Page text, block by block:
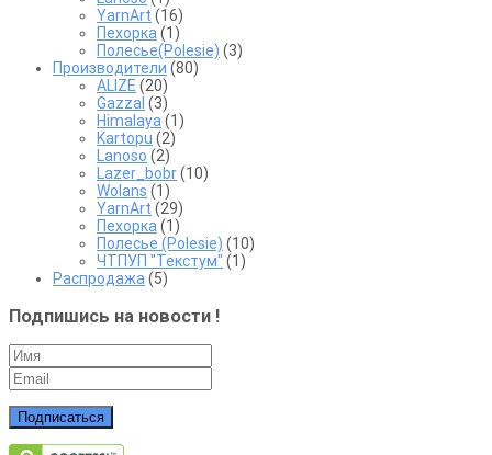
YarnArt (16)
Пехорка (1)
Полесье(Polesie) (3)
Производители (80)
ALIZE (20)
Gazzal (3)
Himalaya (1)
Kartopu (2)
Lanoso (2)
Lazer_bobr(10)
Wolans (1)
YarnArt (29)
Пехорка (1)
Полесье (Polesie) (10)
ЧТПУП "Текстум" (1)
Распродажа (5)
Подпишись на новости !
Подписаться